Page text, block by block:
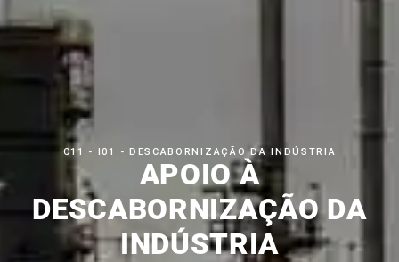
C11 - I01 - DESCABORNIZAÇÃO DA INDÚSTRIA
APOIO À
DESCABORNIZAÇÃO DA
INDÚSTRIA